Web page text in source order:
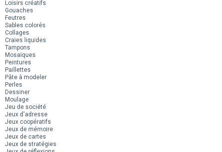
Loisirs créatifs
Gouaches
Feutres
Sables colorés
Collages
Craies liquides
Tampons
Mosaïques
Peintures
Paillettes
Pâte à modeler
Perles
Dessiner
Moulage
Jeu de société
Jeux d'adresse
Jeux coopératifs
Jeux de mémoire
Jeux de cartes
Jeux de stratégies